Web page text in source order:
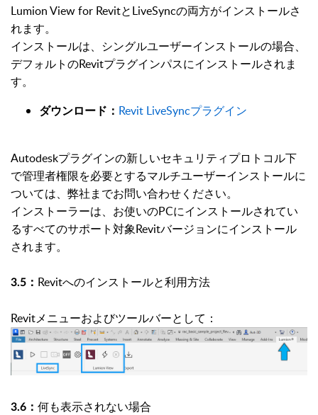
Lumion View for RevitとLiveSyncの両方がインストールさ
れます。
インストールは、シングルユーザーインストールの場合、
デフォルトのRevitプラグインパスにインストールされま
す。
ダウンロード： Revit LiveSyncプラグイン
Autodeskプラグインの新しいセキュリティプロトコル下
で管理者権限を必要とするマルチユーザーインストールに
ついては、弊社までお問い合わせください。
インストーラーは、お使いのPCにインストールされてい
るすべてのサポート対象Revitバージョンにインストール
されます。
3.5： Revitへのインストールと利用方法
Revitメニューおよびツールバーとして：
3.6： 何も表示されない場合